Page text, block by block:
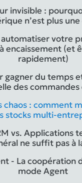
invisible :
n’est plus
votre
encaissement (et
rapidement)
gagner du temps
des commandes
chaos : comment
stocks multi-
vs. Applications
ne suffit pas à
- La coopération
mode Agent